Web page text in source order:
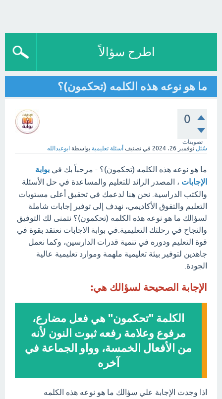
اطرح سؤالاً
ما هو نوعه هذه الكلمه (تحكمون)؟
0
تصويتات
سُئل نوفمبر 26، 2024 في تصنيف أسئلة تعليمية بواسطة ابوعبدالله
ما هو نوعه هذه الكلمه (تحكمون)؟ - مرحباً بك في بوابة
الإجابات ، المصدر الرائد للتعليم والمساعدة في حل الأسئلة
والكتب الدراسية. نحن هنا لدعمك في تحقيق أعلى مستويات
التعليم والتفوق الأكاديمي، نهدف إلى توفير إجابات شاملة
لسؤالك ما هو نوعه هذه الكلمه (تحكمون)؟ نتمنى لك التوفيق
والنجاح في رحلتك التعليمية.في بوابة الاجابات نعتقد بقوة في
قوة التعليم ودوره في تنمية قدرات الدارسين، وكما نعمل
جاهدين لتوفير بيئة تعليمية ملهمة وموارد تعليمية عالية
الجودة.
الإجابة الصحيحة لسؤالك هي:
الكلمة "تحكمون" هي فعل مضارع،
مرفوع وعلامة رفعه ثبوت النون لأنه
من الأفعال الخمسة، وواو الجماعة في
آخره
اذا وجدت الإجابة علي سؤالك ما هو نوعه هذه الكلمه